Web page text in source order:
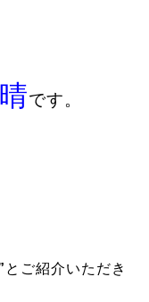
です。
とご紹介いただき